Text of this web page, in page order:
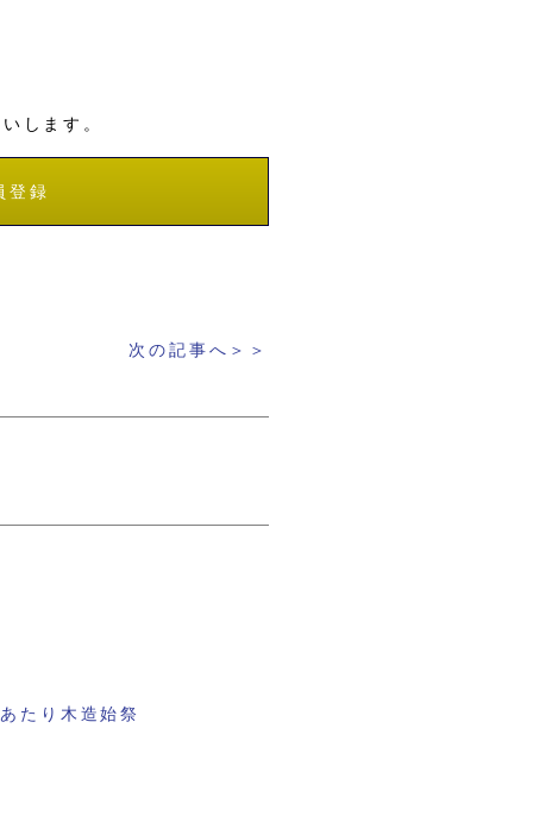
します。
登録
次の記事へ＞＞
たり木造始祭